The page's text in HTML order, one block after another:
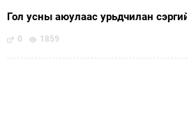
Гол усны аюулаас урьдчилан
0 1859